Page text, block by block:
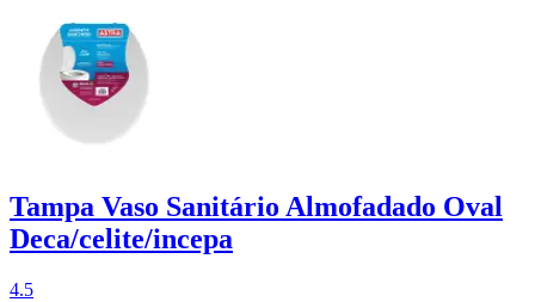
Tampa Vaso Sanitário Almofadado Oval
Deca/celite/incepa
4.5